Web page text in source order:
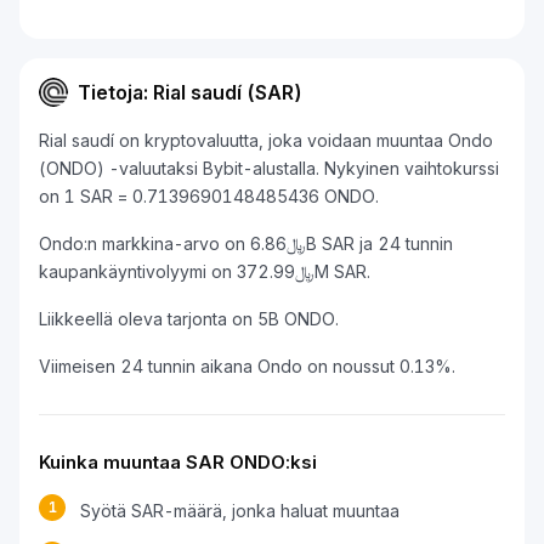
Tietoja: Rial saudí (SAR)
Rial saudí on kryptovaluutta, joka voidaan muuntaa Ondo
(ONDO) -valuutaksi Bybit-alustalla. Nykyinen vaihtokurssi
on 1 SAR = 0.7139690148485436 ONDO.
Ondo:n markkina-arvo on ﷼6.86B SAR ja 24 tunnin
kaupankäyntivolyymi on ﷼372.99M SAR.
Liikkeellä oleva tarjonta on 5B ONDO.
Viimeisen 24 tunnin aikana Ondo on noussut 0.13%.
Kuinka muuntaa SAR ONDO:ksi
1 Syötä SAR-määrä, jonka haluat muuntaa